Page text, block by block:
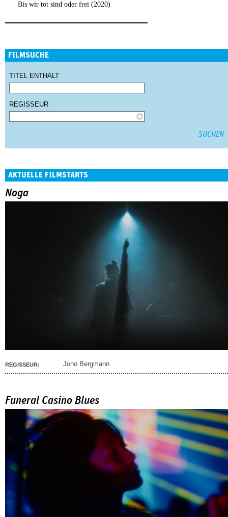
Bis wir tot sind oder frei (2020)
FILMSUCHE
TITEL ENTHÄLT
REGISSEUR
AKTUELLE FILMSTARTS
Noga
REGISSEUR: Jono Bergmann
Funeral Casino Blues